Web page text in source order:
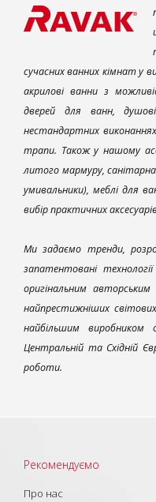
сучасних ванних кімнат у
акрилові ванни з
дверей для ванн,
нестандартних
трапи. Також у нашому
литого мармуру, санітарна
умивальники), меблі для
вибір практичних
Ми задаємо тренди,
запатентовані
оригінальним
найпрестижніших
найбільшим
Центральній та Східній
роботи.
Рекомендуємо
Про нас